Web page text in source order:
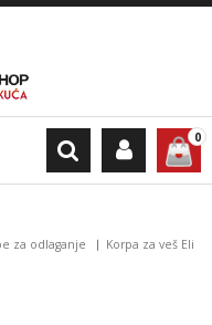
0
za odlaganje Korpa za veš Eli